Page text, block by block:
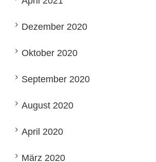
Dezember 2020
Oktober 2020
September 2020
August 2020
April 2020
März 2020